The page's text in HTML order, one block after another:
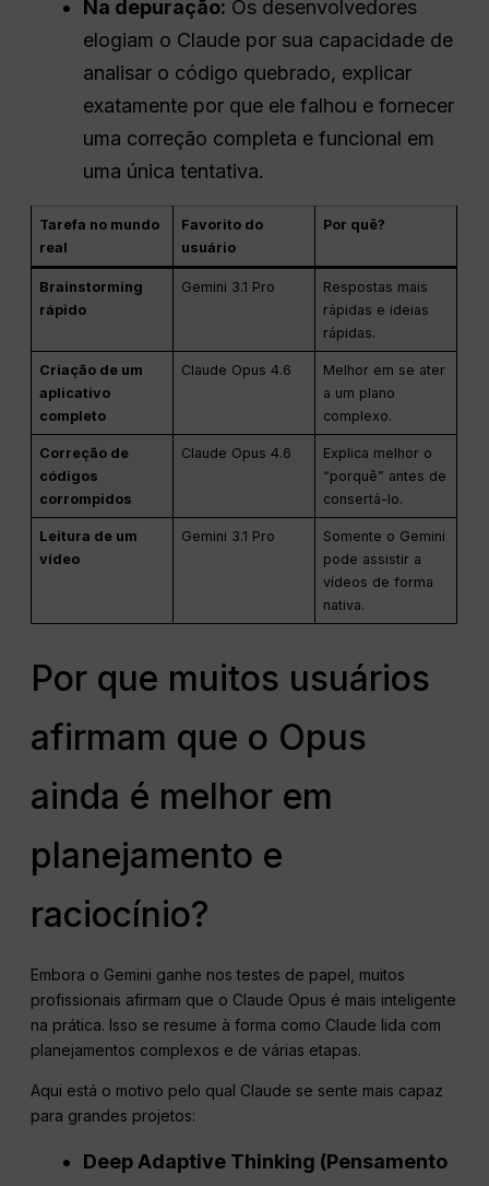
Na depuração: Os desenvolvedores
elogiam o Claude por sua capacidade de
analisar o código quebrado, explicar
exatamente por que ele falhou e fornecer
uma correção completa e funcional em
uma única tentativa.
Tarefa no mundo
real
Favorito do
usuário
Por quê?
Brainstorming
rápido
Gemini 3.1 Pro
Respostas mais
rápidas e ideias
rápidas.
Criação de um
aplicativo
completo
Claude Opus 4.6
Melhor em se ater
a um plano
complexo.
Correção de
códigos
corrompidos
Claude Opus 4.6
Explica melhor o
“porquê” antes de
consertá-lo.
Leitura de um
vídeo
Gemini 3.1 Pro
Somente o Gemini
pode assistir a
vídeos de forma
nativa.
Por que muitos usuários
afirmam que o Opus
ainda é melhor em
planejamento e
raciocínio?
Embora o Gemini ganhe nos testes de papel, muitos
profissionais afirmam que o Claude Opus é mais inteligente
na prática. Isso se resume à forma como Claude lida com
planejamentos complexos e de várias etapas.
Aqui está o motivo pelo qual Claude se sente mais capaz
para grandes projetos:
Deep Adaptive Thinking (Pensamento